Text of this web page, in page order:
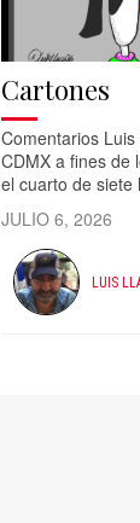
Cartones
Comentarios
CDMX a fines de
el cuarto de siete
JULIO 6, 2026
LUIS